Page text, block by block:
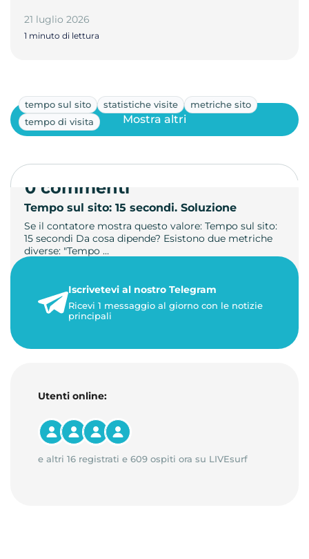
21 luglio 2026
1 minuto di lettura
tempo sul sito statistiche visite
metriche sito
tempo di visita
Tempo sul sito: 15 secondi. Soluzione
Se il contatore mostra questo valore: Tempo sul sito:
15 secondi Da cosa dipende? Esistono due metriche
diverse: "Tempo …
3 minuti di lettura
Mostra altri
0 commenti
Iscrivetevi al nostro Telegram
Ricevi 1 messaggio al giorno con le notizie
principali
Utenti online:
e altri 16 registrati e 609 ospiti ora su LIVEsurf